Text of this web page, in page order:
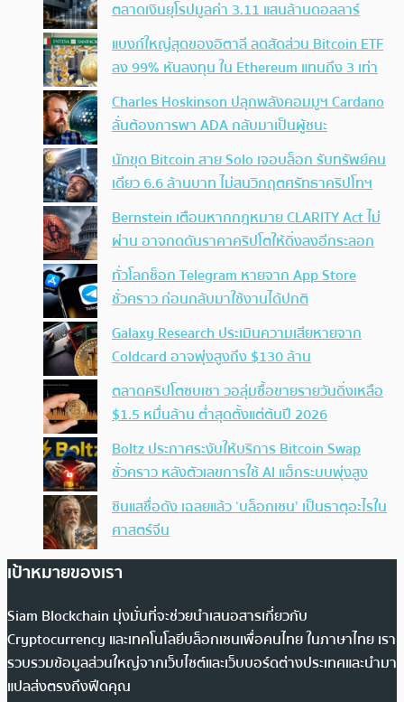
ตลาดเงินยุโรปมูลค่า 3.11 แสนล้านดอลลาร์
แบงก์ใหญ่สุดของอิตาลี ลดสัดส่วน Bitcoin ETF
ลง 99% หันลงทุน ใน Ethereum แทนถึง 3 เท่า
Charles Hoskinson ปลุกพลังคอมมูฯ Cardano
ลั่นต้องการพา ADA กลับมาเป็นผู้ชนะ
นักขุด Bitcoin สาย Solo เจอบล็อก รับทรัพย์คน
เดียว 6.6 ล้านบาท ไม่สนวิกฤตศรัทธาคริปโทฯ
Bernstein เตือนหากกฎหมาย CLARITY Act ไม่
ผ่าน อาจกดดันราคาคริปโตให้ดิ่งลงอีกระลอก
ทั่วโลกช็อก Telegram หายจาก App Store
ชั่วคราว ก่อนกลับมาใช้งานได้ปกติ
Galaxy Research ประเมินความเสียหายจาก
Coldcard อาจพุ่งสูงถึง $130 ล้าน
ตลาดคริปโตซบเซา วอลุ่มซื้อขายรายวันดิ่งเหลือ
$1.5 หมื่นล้าน ต่ำสุดตั้งแต่ต้นปี 2026
Boltz ประกาศระงับให้บริการ Bitcoin Swap
ชั่วคราว หลังตัวเลขการใช้ AI แฮ็กระบบพุ่งสูง
ซินแสชื่อดัง เฉลยแล้ว ‘บล็อกเชน’ เป็นธาตุอะไรใน
ศาสตร์จีน
เป้าหมายของเรา
Siam Blockchain มุ่งมั่นที่จะช่วยนำเสนอสารเกี่ยวกับ
Cryptocurrency และเทคโนโลยีบล็อกเชนเพื่อคนไทย ในภาษาไทย เรา
รวบรวมข้อมูลส่วนใหญ่จากเว็บไซต์และเว็บบอร์ดต่างประเทศและนำมา
แปลส่งตรงถึงฟีดคุณ